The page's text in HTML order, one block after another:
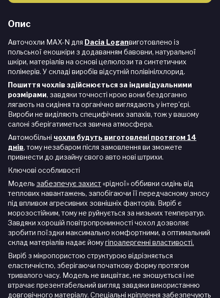
Опис
Авточохли MAX-N для Dacia Loganвиготовлено із
польської екошкіри з додаванням бавовни, натуральної
шкіри, матеріалів на основі целюлози та синтетичних
полімерів. У складі виробів відсутній полівінілхлорид.
Пошиття чохлів здійснюється за індивідуальними
розмірами, завдяки точності крою вони бездоганно
лягають на сидіння та органічно виглядають у інтер'єрі.
Вироби не виділяють специфічних запахів, тож у вашому
салоні зберігатиметься звична атмосфера.
Автомобільні чохли будуть виготовлені протягом 14
днів, тому незабаром після замовлення ви зможете
привнести до дизайну свого авто нові штрихи.
Ключові особливості
Модель забезпечує захист«рідної» оббивки сидінь від
теплових навантажень, запобігаючи її передчасному зносу
під впливом агресивних зовнішніх факторів. Виріб є
морозостійким, тому не руйнується за низьких температур.
Завдяки хорошій повітропроникності чохол дозволяє
зробити поїздки максимально комфортними, а оптимальний
склад матеріалів надає йомугіпоалергенні властивості.
Виріб з мікропористою структурою відрізняється
еластичністю, зберігаючи початкову форму протягом
тривалого часу. Модель не вицвітає, не зношується і не
втрачає презентабельний вигляд завдяки використанню
довговічного матеріалу. Спеціальні кріплення забезпечують